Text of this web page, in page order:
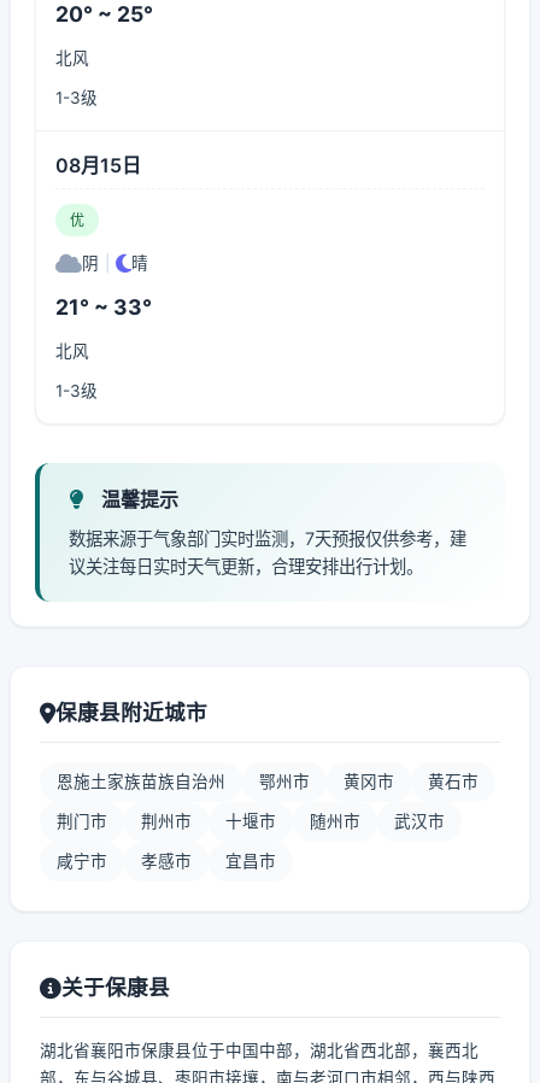
20° ~ 25°
北风
1-3级
08月15日
优
阴 晴
21° ~ 33°
北风
1-3级
温馨提示
数据来源于气象部门实时监测，7天预报仅供参考，建
议关注每日实时天气更新，合理安排出行计划。
保康县附近城市
恩施土家族苗族自治州 鄂州市 黄冈市 黄石市
荆门市 荆州市 十堰市 随州市 武汉市
咸宁市 孝感市 宜昌市
关于保康县
湖北省襄阳市保康县位于中国中部，湖北省西北部，襄西北
部，东与谷城县、枣阳市接壤，南与老河口市相邻，西与陕西